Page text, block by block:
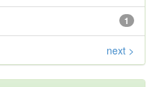
1
next >